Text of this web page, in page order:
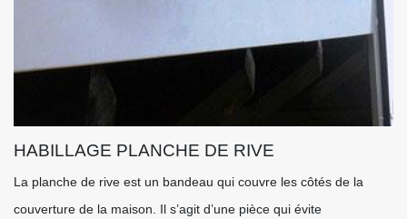
HABILLAGE PLANCHE DE RIVE
La planche de rive est un bandeau qui couvre les côtés de la
couverture de la maison. Il s’agit d’une pièce qui évite